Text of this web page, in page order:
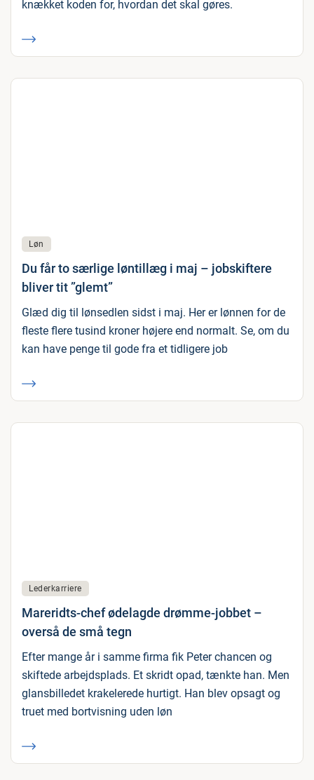
knækket koden for, hvordan det skal gøres.
Løn
Du får to særlige løntillæg i maj – jobskiftere
bliver tit ”glemt”
Glæd dig til lønsedlen sidst i maj. Her er lønnen for de
fleste flere tusind kroner højere end normalt. Se, om du
kan have penge til gode fra et tidligere job
Lederkarriere
Mareridts-chef ødelagde drømme-jobbet –
overså de små tegn
Efter mange år i samme firma fik Peter chancen og
skiftede arbejdsplads. Et skridt opad, tænkte han. Men
glansbilledet krakelerede hurtigt. Han blev opsagt og
truet med bortvisning uden løn